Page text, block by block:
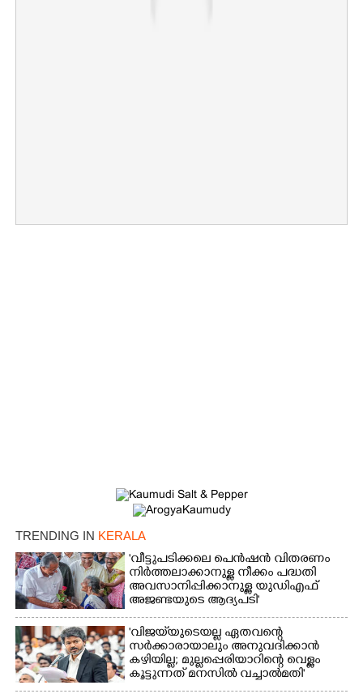
TRENDING IN KERALA
'വീട്ടുപടിക്കലെ പെൻഷൻ വിതരണം
നിർത്തലാക്കാനുള്ള നീക്കം പദ്ധതി
അവസാനിപ്പിക്കാനുള്ള യുഡിഎഫ്
അജണ്ടയുടെ ആദ്യപടി'
'വിജയ്‌യുടെയല്ല ഏതവന്റെ
സർക്കാരായാലും അനുവദിക്കാൻ
കഴിയില്ല; മുല്ലപ്പെരിയാറിന്റെ വെള്ളം
കൂട്ടുന്നത് മനസിൽ വച്ചാൽമതി'
Share this link
Copy Link